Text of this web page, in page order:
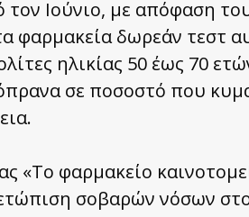
Ιούνιο, με απόφαση
φαρμακεία δωρεάν τεστ
ηλικίας 50 έως 70
σε ποσοστό που
«Το φαρμακείο
σοβαρών νόσων